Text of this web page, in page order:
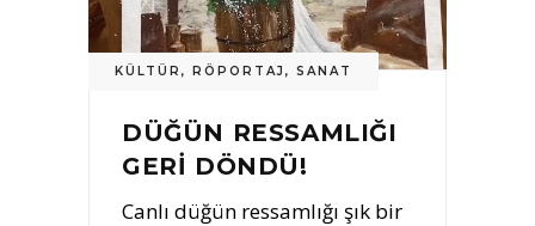
KÜLTÜR , RÖPORTAJ , SANAT
DÜĞÜN RESSAMLIĞI
GERI DÖNDÜ!
Canlı düğün ressamlığı şık bir